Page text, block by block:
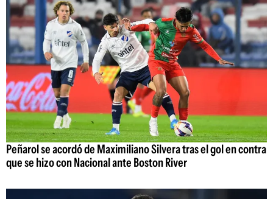
Peñarol se acordó de Maximiliano Silvera tras el gol en contra
que se hizo con Nacional ante Boston River